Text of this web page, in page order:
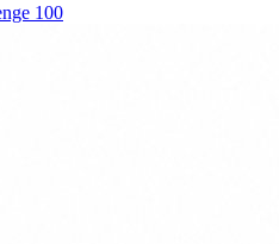
100